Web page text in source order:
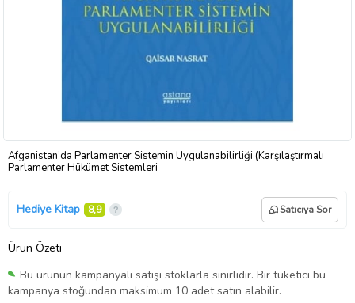
Afganistan’da Parlamenter Sistemin Uygulanabilirliği (Karşılaştırmalı
Parlamenter Hükümet Sistemleri
Hediye Kitap 8,9 Satıcıya Sor
Ürün Özeti
Bu ürünün kampanyalı satışı stoklarla sınırlıdır. Bir tüketici bu
kampanya stoğundan maksimum 10 adet satın alabilir.